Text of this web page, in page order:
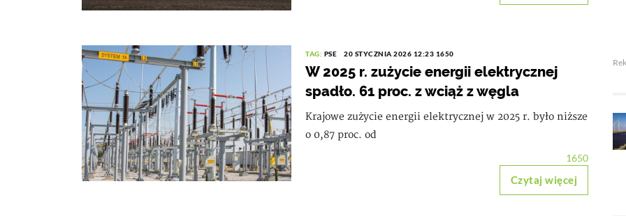
TAG: PSE 20 STYCZNIA 2026 12:23 1650
W 2025 r. zużycie energii elektrycznej
spadło. 61 proc. z wciąż z węgla
Krajowe zużycie energii elektrycznej w 2025 r. było niższe
o 0,87 proc. od
1650
Czytaj więcej